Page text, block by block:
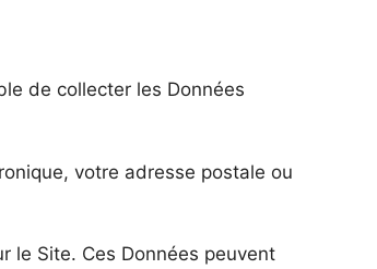
de collecter les Données
votre adresse postale ou
le Site. Ces Données peuvent